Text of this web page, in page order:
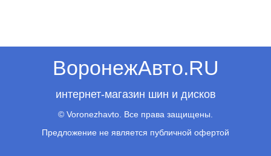
ВоронежАвто.RU
интернет-магазин шин и дисков
© Voronezhavto. Все права защищены.
Предложение не является публичной офертой